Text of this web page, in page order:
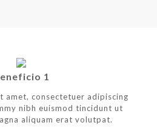
1
amet, consectetuer adipiscing
nibh euismod tincidunt ut
aliquam erat volutpat.